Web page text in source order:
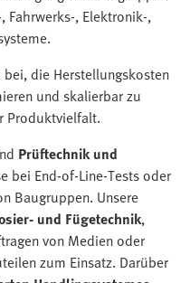
Fahrwerks-, Elektronik-,
die Herstellungskosten
und skalierbar zu
Produktvielfalt.
Prüftechnik und
bei End-of-Line-Tests oder
Baugruppen. Unsere
und Fügetechnik,
von Medien oder
zum Einsatz. Darüber